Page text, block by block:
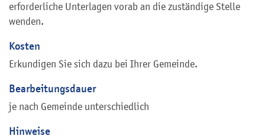
erforderliche Unterlagen vorab an die zuständige Stelle
wenden.
Kosten
Erkundigen Sie sich dazu bei Ihrer Gemeinde.
Bearbeitungsdauer
je nach Gemeinde unterschiedlich
Hinweise